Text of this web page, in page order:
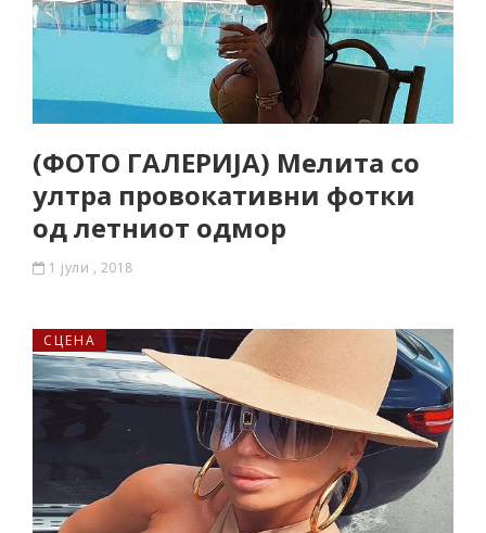
(ФОТО ГАЛЕРИЈА) Мелита со
ултра провокативни фотки
од летниот одмор
1 јули , 2018
СЦЕНА